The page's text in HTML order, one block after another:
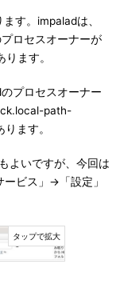
す。impaladは、
ロセスオーナーが
ます。
プロセスオーナー
path-
ます。
よいですが、今回は
ビス」→「設定」